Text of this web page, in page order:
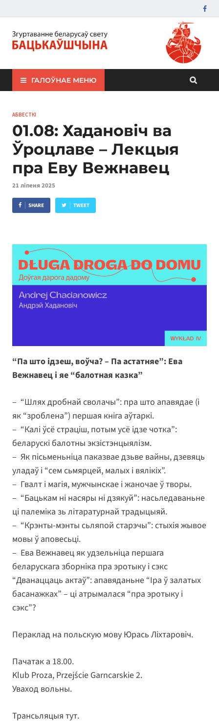
ЗБС "Бацькаўшчына"
ГАЛОЎНАЕ МЕНЮ
АБВЕСТКІ
01.08: Хадановіч ва
Ўроцлаве – Лекцыя
пра Еву Вежнавец
21 ліпеня 2025
SHARE TWEET
“Па што ідзеш, воўча? – Па астатняе”: Ева
Вежнавец і яе “балотная казка”
– “Шлях дробнай сволачы”: пра што апавядае (і
як “зроблена”) першая кніга аўтаркі.
– “Калі ўсё страціш, потым усё ідзе чотка”:
беларускі балотны экзістэнцыялізм.
– Як пісьменьніца паказвае дзьве вайны, дзевяць
уладаў і “сем сьмярцей, малых і вялікіх”.
– Гвалт і магія, мужчынскае і жаночае ў творы.
– “Бацькам ні насяры ні дзякуй”: насьледаваньне
ці палеміка зь літаратурнай традыцыяй.
– “Крэнты-мэнты сьляпой старэчы”: стыхія жывое
мовы ў аповесьці.
– Ева Вежнавец як удзельніца першага
беларускага зборніка пра эротыку і сэкс
“Дванаццаць актаў”: апавяданьне “Іра ў залатых
басанажках” – ці атрымалася “пра эротыку і
сэкс”?
Пераклад на польскую мову Юрась Ліхтаровіч.
Пачатак а 18.00.
Klub Proza, Przejście Garncarskie 2.
Уваход вольны.
Трансьляцыя тут.